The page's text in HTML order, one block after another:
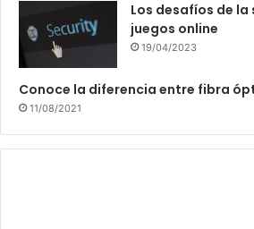
Los desafíos de
juegos online
19/04/2023
Conoce la diferencia entre fibra
11/08/2021